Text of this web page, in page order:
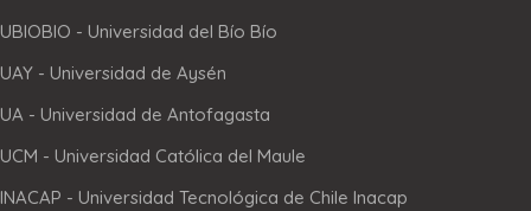
UBIOBIO - Universidad del Bío Bío
UAY - Universidad de Aysén
UA - Universidad de Antofagasta
UCM - Universidad Católica del Maule
INACAP - Universidad Tecnológica de Chile Inacap